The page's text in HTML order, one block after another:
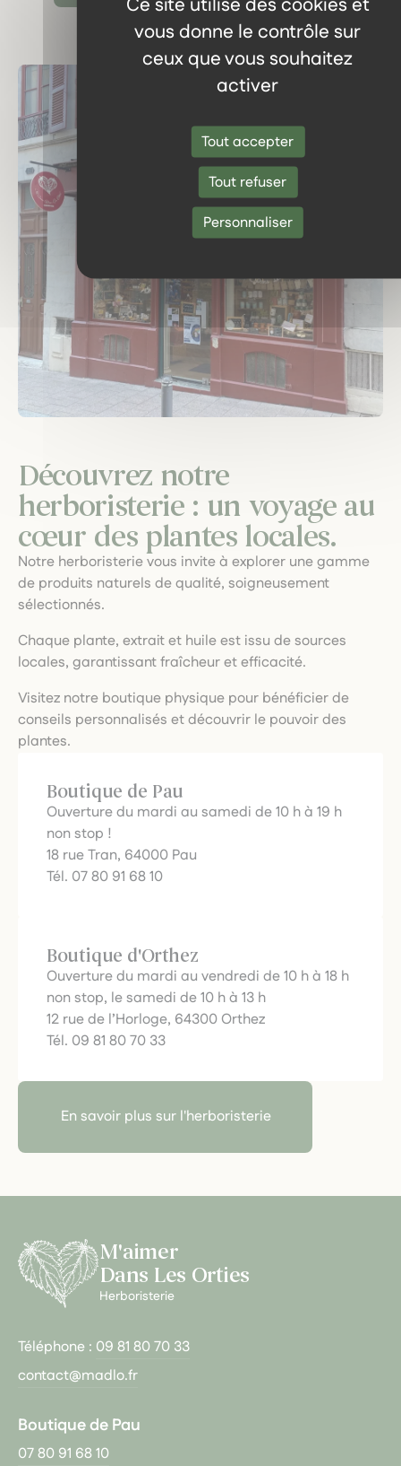
vous donne le contrôle sur
ceux que vous souhaitez
activer
Tout accepter
Tout refuser
Personnaliser
Découvrez notre
herboristerie : un voyage au
cœur des plantes locales.
Notre herboristerie vous invite à explorer une gamme
de produits naturels de qualité, soigneusement
sélectionnés.
Chaque plante, extrait et huile est issu de sources
locales, garantissant fraîcheur et efficacité.
Visitez notre boutique physique pour bénéficier de
conseils personnalisés et découvrir le pouvoir des
plantes.
Boutique de Pau
Ouverture du mardi au samedi de 10 h à 19 h
non stop !
18 rue Tran, 64000 Pau
Tél. 07 80 91 68 10
Boutique d'Orthez
Ouverture du mardi au vendredi de 10 h à 18 h
non stop, le samedi de 10 h à 13 h
12 rue de l’Horloge, 64300 Orthez
Tél. 09 81 80 70 33
En savoir plus sur l'herboristerie
M'aimer
Dans Les Orties
Herboristerie
Téléphone : 09 81 80 70 33
contact@madlo.fr
Boutique de Pau
07 80 91 68 10